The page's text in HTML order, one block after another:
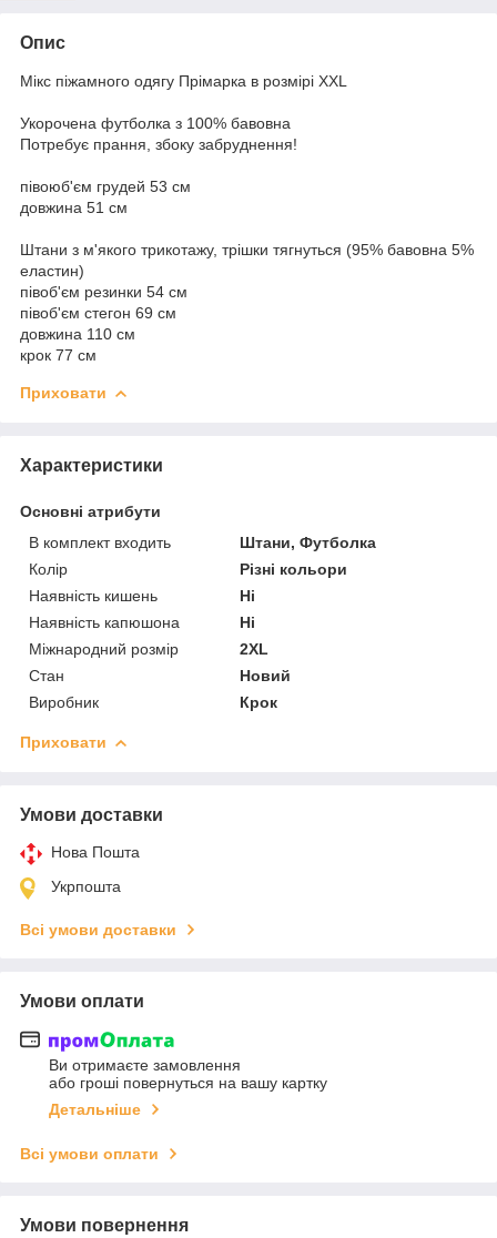
Опис
Мікс піжамного одягу Прімарка в розмірі XXL
Укорочена футболка з 100% бавовна
Потребує прання, збоку забруднення!
півоюб'єм грудей 53 см
довжина 51 см
Штани з м'якого трикотажу, трішки тягнуться (95% бавовна 5%
еластин)
півоб'єм резинки 54 см
півоб'єм стегон 69 см
довжина 110 см
крок 77 см
Приховати
Характеристики
Основні атрибути
В комплект входить
Штани, Футболка
Колір
Різні кольори
Наявність кишень
Ні
Наявність капюшона
Ні
Міжнародний розмір
2XL
Стан
Новий
Виробник
Крок
Приховати
Умови доставки
Нова Пошта
Укрпошта
Всі умови доставки
Умови оплати
Ви отримаєте замовлення
або гроші повернуться на вашу картку
Детальніше
Всі умови оплати
Умови повернення